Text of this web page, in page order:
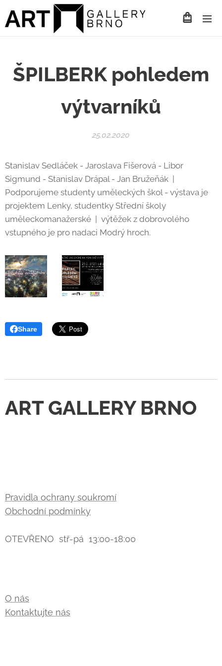
ŠPILBERK pohledem
výtvarníků
25.02.2020
Stanislav Sedláček - Jaroslava Fišerová - Libor
Sigmund - Stanislav Drápal - Jan Bružeňák |
Podporujeme studenty uměleckých škol - výstava je
projektem Lenky, studentky Střední školy
uměleckomanažerské | výtěžek z dobrovolého
vstupného je pro nadaci Modrý hroch.
Share
ART GALLERY BRNO
Pravidla ochrany soukromí
Obchodní podmínky
OTEVŘENO stř-pá 13:00-18:00
O nás
Kontaktujte nás